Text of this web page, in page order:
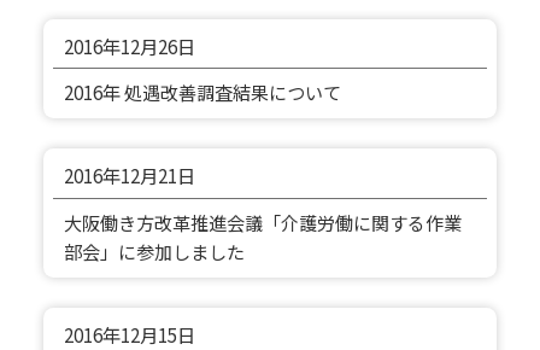
2016年12月26日
2016年 処遇改善調査結果について
2016年12月21日
大阪働き方改革推進会議「介護労働に関する作業
部会」に参加しました
2016年12月15日